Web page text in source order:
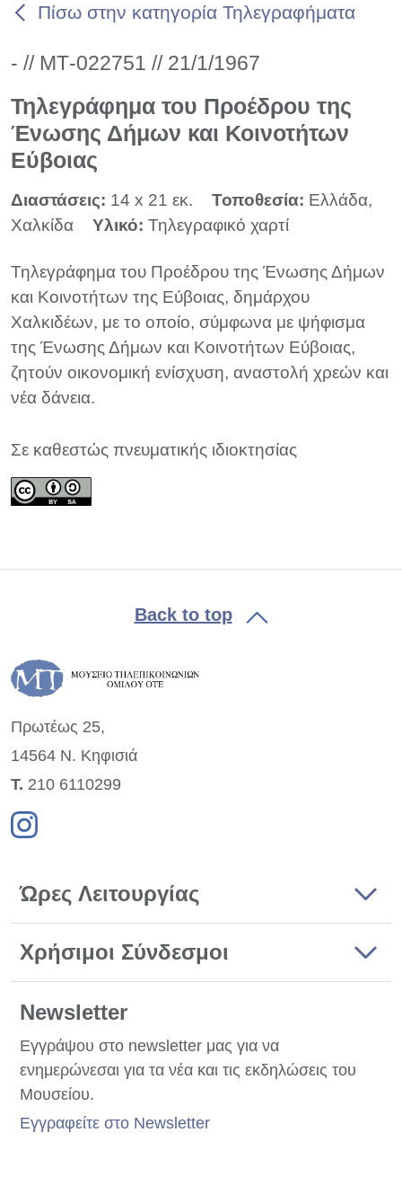
Πίσω στην κατηγορία Τηλεγραφήματα
- // ΜΤ-022751 // 21/1/1967
Τηλεγράφημα του Προέδρου της
Ένωσης Δήμων και Κοινοτήτων
Εύβοιας
Διαστάσεις: 14 x 21 εκ. Τοποθεσία: Ελλάδα,
Χαλκίδα
Υλικό: Τηλεγραφικό χαρτί
Τηλεγράφημα του Προέδρου της Ένωσης Δήμων
και Κοινοτήτων της Εύβοιας, δημάρχου
Χαλκιδέων, με το οποίο, σύμφωνα με ψήφισμα
της Ένωσης Δήμων και Κοινοτήτων Εύβοιας,
ζητούν οικονομική ενίσχυση, αναστολή χρεών και
νέα δάνεια.
Σε καθεστώς πνευματικής ιδιοκτησίας
Back to top
Πρωτέως 25,
14564 Ν. Κηφισιά
Τ. 210 6110299
Ώρες Λειτουργίας
Χρήσιμοι Σύνδεσμοι
Newsletter
Εγγράψου στο newsletter μας για να
ενημερώνεσαι για τα νέα και τις εκδηλώσεις του
Μουσείου.
Εγγραφείτε στο Newsletter